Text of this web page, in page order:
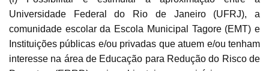
Universidade Federal do Rio de Janeiro (UFRJ), a
comunidade escolar da Escola Municipal Tagore (EMT) e
Instituições públicas e/ou privadas que atuem e/ou tenham
interesse na área de Educação para Redução do Risco de